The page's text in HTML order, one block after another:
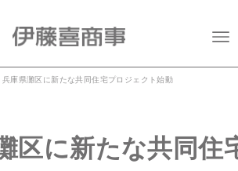
兵庫県灘区に新たな共同住宅プロジェクト始動
区に新たな共同住